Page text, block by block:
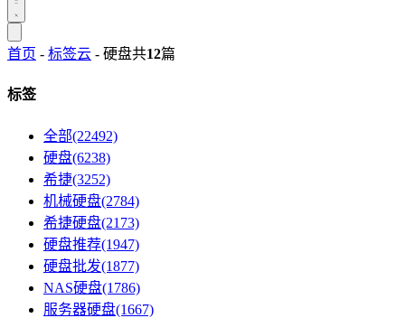
首页 - 标签云 - 硬盘共12篇
标签
全部(22492)
硬盘(6238)
希捷(3252)
机械硬盘(2784)
希捷硬盘(2173)
硬盘推荐(1947)
硬盘批发(1877)
NAS硬盘(1786)
服务器硬盘(1667)